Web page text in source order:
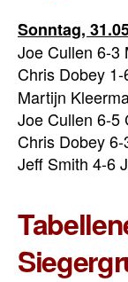
Sonntag,
Joe Cullen 6-3
Chris Dobey
Martijn
Joe Cullen 6-5
Chris Dobey
Jeff Smith 4-6